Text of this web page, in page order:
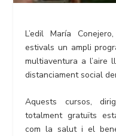
L’edil María
estivals un ampli
multiaventura a l’aire
distanciament social
Aquests cursos,
totalment gratuïts
com la salut i el